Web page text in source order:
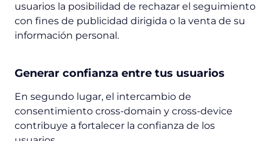
usuarios la posibilidad de rechazar el seguimiento
con fines de publicidad dirigida o la venta de su
información personal.
Generar confianza entre tus usuarios
En segundo lugar, el intercambio de
consentimiento cross-domain y cross-device
contribuye a fortalecer la confianza de los